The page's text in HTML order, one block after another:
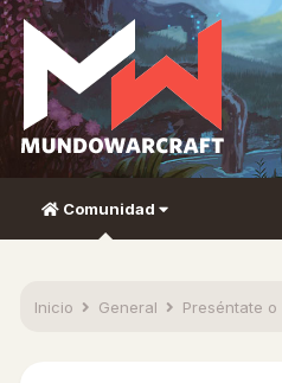
Comunidad
Inicio General Preséntate o